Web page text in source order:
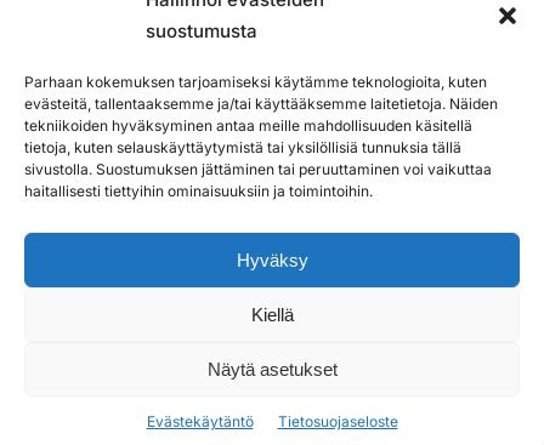
suostumusta
Parhaan kokemuksen tarjoamiseksi käytämme teknologioita, kuten
evästeitä, tallentaaksemme ja/tai käyttääksemme laitetietoja. Näiden
tekniikoiden hyväksyminen antaa meille mahdollisuuden käsitellä
tietoja, kuten selauskäyttäytymistä tai yksilöllisiä tunnuksia tällä
sivustolla. Suostumuksen jättäminen tai peruuttaminen voi vaikuttaa
haitallisesti tiettyihin ominaisuuksiin ja toimintoihin.
Hyväksy
Kiellä
Näytä asetukset
Evästekäytäntö Tietosuojaseloste
Paavo Nurmen tie 1
toimisto@spv.fi
Yhteystiedot
SEURAA MEITÄ
TILAA UUTISKIRJEEMME